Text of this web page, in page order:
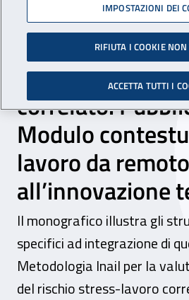
La Metodologia
valutazione e
rischio stress
correlato.
Modulo
lavoro da
all’innovazione
Il monografico illustra gli
specifici ad integrazione di
Metodologia Inail per la
del rischio stress-lavoro
IMPOSTAZIONI DEI
RIFIUTA I COOKIE NON
ACCETTA TUTTI I